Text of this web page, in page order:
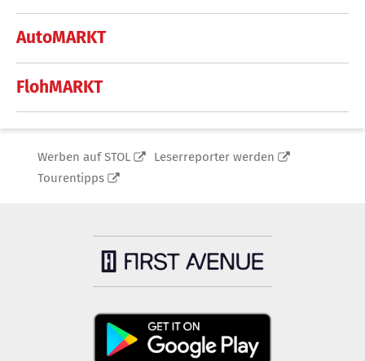
AutoMARKT
FlohMARKT
Werben auf STOL
Leserreporter werden
Tourentipps